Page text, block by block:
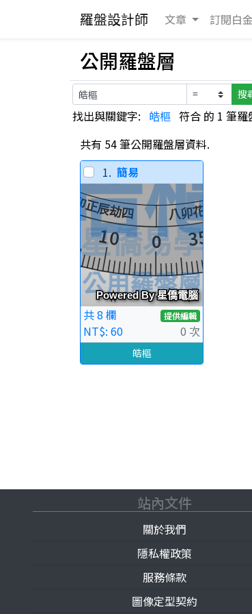
羅盤設計師 文章 訂閱白金
公開羅盤層
搜
找出與關鍵字: 皓樞 符合 的 1 筆
共有 54 筆公開羅盤層資料.
1. 簡易
共 8 欄 提供編輯
NT$: 60 0 次
皓樞
站內文件
關於我們
隱私權政策
服務條款
圖像定型契約